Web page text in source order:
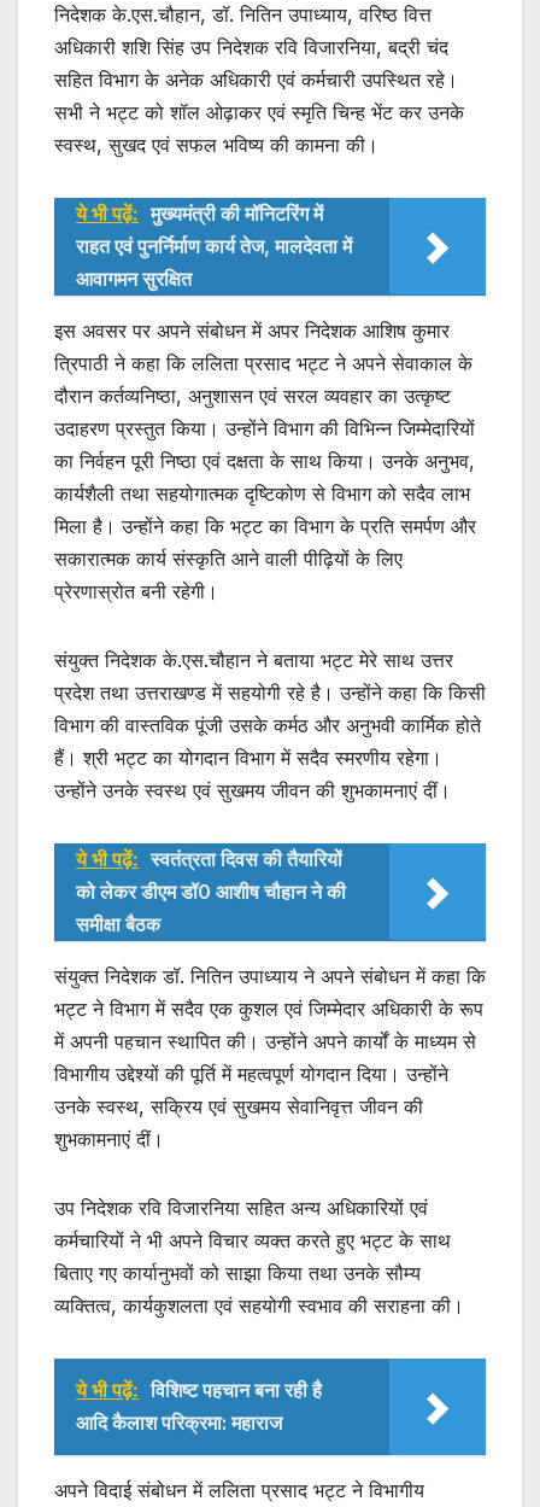
निदेशक के.एस.चौहान, डॉ. नितिन उपाध्याय, वरिष्ठ वित्त
अधिकारी शशि सिंह उप निदेशक रवि विजारनिया, बद्री चंद
सहित विभाग के अनेक अधिकारी एवं कर्मचारी उपस्थित रहे।
सभी ने भट्ट को शॉल ओढ़ाकर एवं स्मृति चिन्ह भेंट कर उनके
स्वस्थ, सुखद एवं सफल भविष्य की कामना की।
ये भी पढ़ें: मुख्यमंत्री की मॉनिटरिंग में
राहत एवं पुनर्निर्माण कार्य तेज, मालदेवता में
आवागमन सुरक्षित
इस अवसर पर अपने संबोधन में अपर निदेशक आशिष कुमार
त्रिपाठी ने कहा कि ललिता प्रसाद भट्ट ने अपने सेवाकाल के
दौरान कर्तव्यनिष्ठा, अनुशासन एवं सरल व्यवहार का उत्कृष्ट
उदाहरण प्रस्तुत किया। उन्होंने विभाग की विभिन्न जिम्मेदारियों
का निर्वहन पूरी निष्ठा एवं दक्षता के साथ किया। उनके अनुभव,
कार्यशैली तथा सहयोगात्मक दृष्टिकोण से विभाग को सदैव लाभ
मिला है। उन्होंने कहा कि भट्ट का विभाग के प्रति समर्पण और
सकारात्मक कार्य संस्कृति आने वाली पीढ़ियों के लिए
प्रेरणास्रोत बनी रहेगी।
संयुक्त निदेशक के.एस.चौहान ने बताया भट्ट मेरे साथ उत्तर
प्रदेश तथा उत्तराखण्ड में सहयोगी रहे है। उन्होंने कहा कि किसी
विभाग की वास्तविक पूंजी उसके कर्मठ और अनुभवी कार्मिक होते
हैं। श्री भट्ट का योगदान विभाग में सदैव स्मरणीय रहेगा।
उन्होंने उनके स्वस्थ एवं सुखमय जीवन की शुभकामनाएं दीं।
ये भी पढ़ें: स्वतंत्रता दिवस की तैयारियों
को लेकर डीएम डॉ0 आशीष चौहान ने की
समीक्षा बैठक
संयुक्त निदेशक डॉ. नितिन उपाध्याय ने अपने संबोधन में कहा कि
भट्ट ने विभाग में सदैव एक कुशल एवं जिम्मेदार अधिकारी के रूप
में अपनी पहचान स्थापित की। उन्होंने अपने कार्यों के माध्यम से
विभागीय उद्देश्यों की पूर्ति में महत्वपूर्ण योगदान दिया। उन्होंने
उनके स्वस्थ, सक्रिय एवं सुखमय सेवानिवृत्त जीवन की
शुभकामनाएं दीं।
उप निदेशक रवि विजारनिया सहित अन्य अधिकारियों एवं
कर्मचारियों ने भी अपने विचार व्यक्त करते हुए भट्ट के साथ
बिताए गए कार्यानुभवों को साझा किया तथा उनके सौम्य
व्यक्तित्व, कार्यकुशलता एवं सहयोगी स्वभाव की सराहना की।
ये भी पढ़ें: विशिष्ट पहचान बना रही है
आदि कैलाश परिक्रमा: महाराज
अपने विदाई संबोधन में ललिता प्रसाद भट्ट ने विभागीय